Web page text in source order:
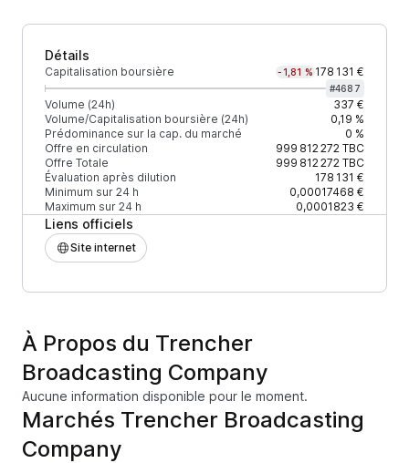
Détails
Capitalisation boursière -1,81 % 178 131 €
#4687
Volume (24h)
337 €
Volume/Capitalisation boursière (24h)
0,19 %
Prédominance sur la cap. du marché
0 %
Offre en circulation
999 812 272TBC
Offre Totale
999 812 272TBC
Évaluation après dilution
178 131 €
Minimum sur 24 h
0,00017468 €
Maximum sur 24 h
0,0001823 €
Liens officiels
Site internet
À Propos du Trencher
Broadcasting Company
Aucune information disponible pour le moment.
Marchés Trencher Broadcasting
Company